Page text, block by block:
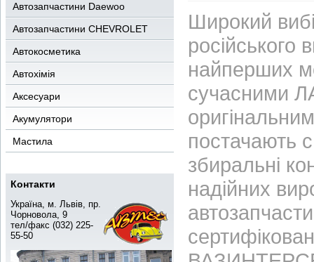
Автозапчастини Daewoo
Автозапчастини CHEVROLET
Автокосметика
Автохімія
Аксесуари
Акумулятори
Мастила
Контакти
Україна, м. Львів, пр.
Чорновола, 9
тел/факс (032) 225-
55-50
Широкий
найперших
сучасними
постачають
збиральні
надійних